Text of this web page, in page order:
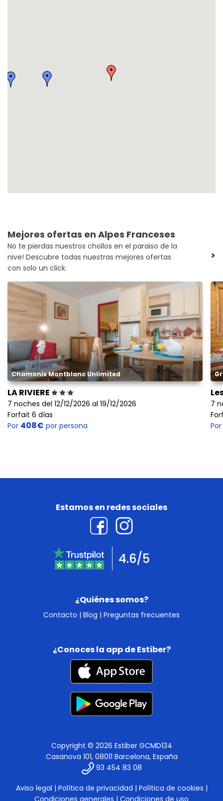
Mejores ofertas en Alpes Franceses
No te pierdas nuestros chollos en el paraiso de la
nive! Descubre todas nuestras mejores ofertas
con solo un click.
>
Chamonix Montblanc Unlimited
LA RIVIERE
7 noches del 12/12/2026 al 19/12/2026
Forfait 6 días
Por 408€ por persona
7
Por
¿Quiénes somos?
Contacto | Blog | Preguntas frecuentes
Estamos en redes sociales
4.6/5
¿Conoces la app de Estiber?
Copyright © 2026 Estiber GCMD134
Casanova 101, 08011 Barcelona, España
93 454 83 08
Aviso legal | Política de privacidad | Política de cookies |